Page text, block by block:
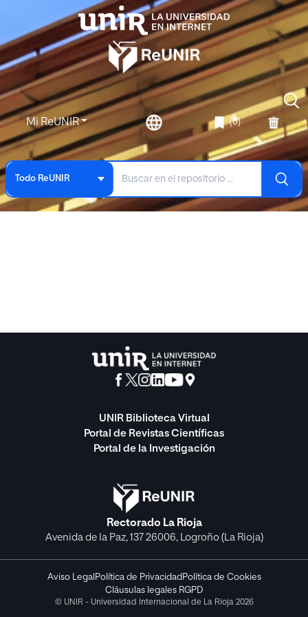
Mi ReUNIR (0)
Todo ReUNIR
UNIR Biblioteca Virtual
Portal de Revistas Científicas
Portal de la Investigación
Rectorado La Rioja
Avenida de la Paz, 137 26006, Logroño (La Rioja)
Aviso Legal Política de Privacidad Política de Cookies
Cláusulas legales RGPD
© UNIR - Universidad Internacional de La Rioja 2026